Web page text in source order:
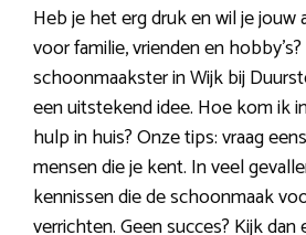
Heb je het erg druk en wil je jouw
voor familie, vrienden en
schoonmaakster in Wijk bij
een uitstekend idee. Hoe kom ik
hulp in huis? Onze tips: vraag
mensen die je kent. In veel
kennissen die de schoonmaak
verrichten. Geen succes? Kijk